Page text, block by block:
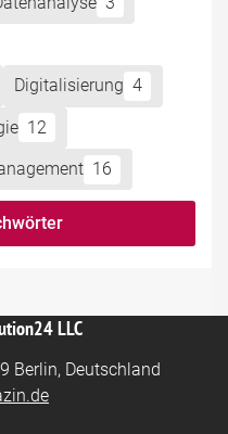
Digitalisierung 4
12
16
LLC
Berlin, Deutschland